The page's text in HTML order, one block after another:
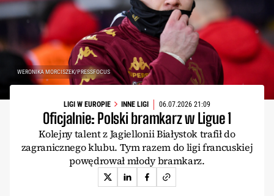
WERONIKA MORCISZEK/PRESSFOCUS
LIGI W EUROPIE INNE LIGI 06.07.2026 21:09
Oficjalnie: Polski bramkarz w Ligue 1
Kolejny talent z Jagiellonii Białystok trafił do
zagranicznego klubu. Tym razem do ligi francuskiej
powędrował młody bramkarz.